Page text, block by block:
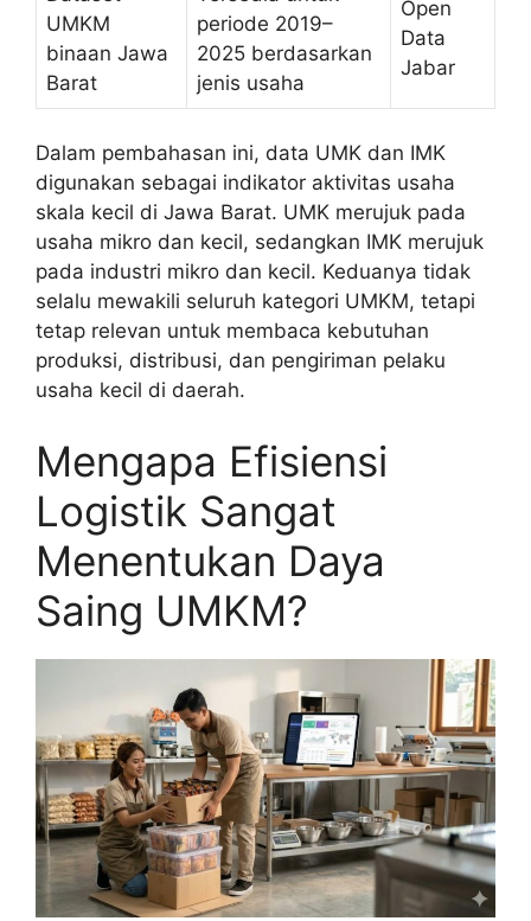
UMKM
binaan Jawa
Barat
periode 2019–
2025 berdasarkan
jenis usaha
Open
Data
Jabar
Dalam pembahasan ini, data UMK dan IMK
digunakan sebagai indikator aktivitas usaha
skala kecil di Jawa Barat. UMK merujuk pada
usaha mikro dan kecil, sedangkan IMK merujuk
pada industri mikro dan kecil. Keduanya tidak
selalu mewakili seluruh kategori UMKM, tetapi
tetap relevan untuk membaca kebutuhan
produksi, distribusi, dan pengiriman pelaku
usaha kecil di daerah.
Mengapa Efisiensi
Logistik Sangat
Menentukan Daya
Saing UMKM?